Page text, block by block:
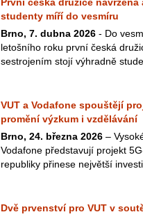
studenty míří do vesmíru
Brno, 7. dubna 2026 - Do
letošního roku první česká
sestrojením stojí výhradně
VUT a Vodafone spouštějí
promění výzkum i vzdělávání
Brno, 24. března 2026 –
Vodafone představují projekt
republiky přinese největší
Dvě prvenství pro VUT v